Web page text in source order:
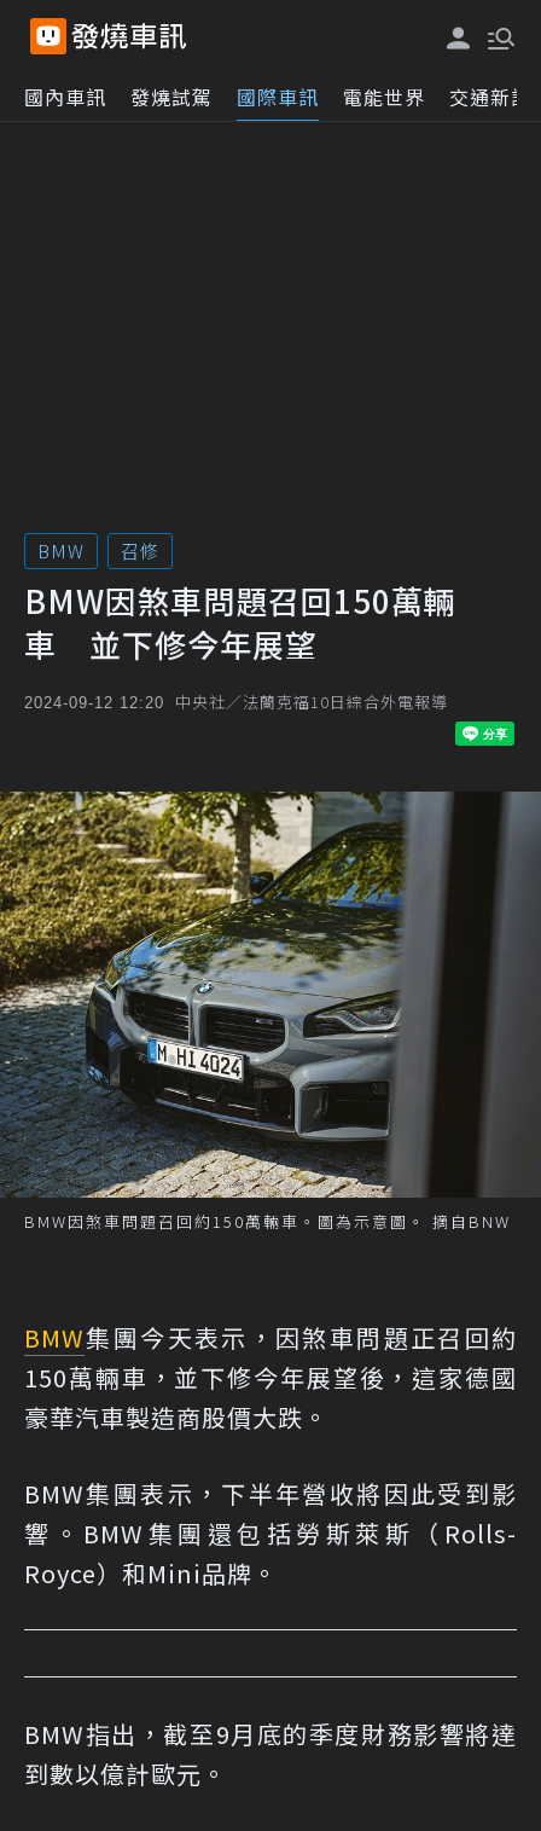
國內車訊 發燒試駕 國際車訊 電能世界 交通新訊
BMW 召修
BMW因煞車問題召回150萬輛
車 並下修今年展望
2024-09-12 12:20 中央社／法蘭克福10日綜合外電報導
BMW因煞車問題召回約150萬輛車。圖為示意圖。 摘自BNW
BMW集團今天表示，因煞車問題正召回約
150萬輛車，並下修今年展望後，這家德國
豪華汽車製造商股價大跌。
BMW集團表示，下半年營收將因此受到影
響。BMW集團還包括勞斯萊斯（Rolls-
Royce）和Mini品牌。
BMW指出，截至9月底的季度財務影響將達
到數以億計歐元。